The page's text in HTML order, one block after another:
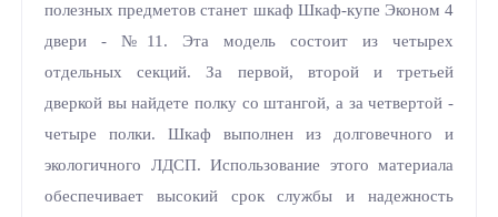
полезных предметов станет шкаф Шкаф-купе Эконом 4
двери - №11. Эта модель состоит из четырех
отдельных секций. За первой, второй и третьей
дверкой вы найдете полку со штангой, а за четвертой -
четыре полки. Шкаф выполнен из долговечного и
экологичного ЛДСП. Использование этого материала
обеспечивает высокий срок службы и надежность